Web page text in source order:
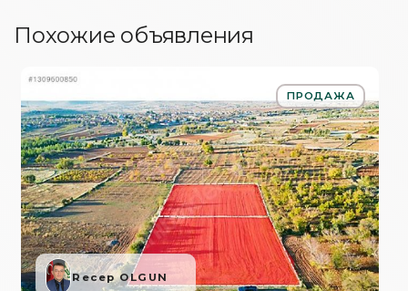
Похожие объявления
ПРОДАЖА
Recep OLGUN